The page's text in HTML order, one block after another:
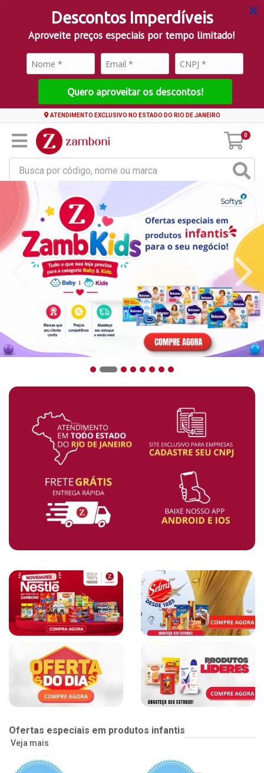
Descontos Imperdíveis
Aproveite preços especiais por tempo limitado!
Quero aproveitar os descontos!
ATENDIMENTO EXCLUSIVO NO ESTADO DO RIO DE JANEIRO
0
Ofertas especiais em produtos infantis
Veja mais